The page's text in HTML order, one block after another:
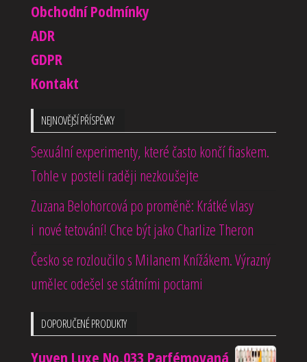
Obchodní Podmínky
ADR
GDPR
Kontakt
NEJNOVĚJŠÍ PŘÍSPĚVKY
Sexuální experimenty, které často končí fiaskem.
Tohle v posteli raději nezkoušejte
Zuzana Belohorcová po proměně: Krátké vlasy
i nové tetování! Chce být jako Charlize Theron
Česko se rozloučilo s Milanem Knížákem. Výrazný
umělec odešel se státními poctami
DOPORUČENÉ PRODUKTY
Yuven Luxe No.033 Parfémovaná